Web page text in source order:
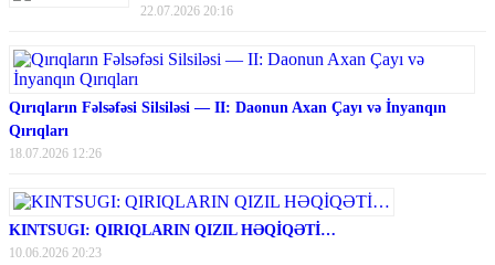
22.07.2026 20:16
Qırıqların Fəlsəfəsi Silsiləsi — II: Daonun Axan Çayı və İnyanqın
Qırıqları
18.07.2026 12:26
KINTSUGI: QIRIQLARIN QIZIL HƏQİQƏTİ…
10.06.2026 20:23